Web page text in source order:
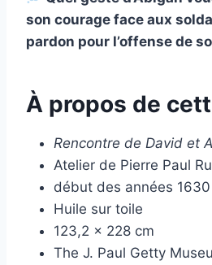
son courage face aux
pardon pour l’offense de
À propos de
Rencontre de David et
Atelier de Pierre Paul
début des années 1630
Huile sur toile
123,2 × 228 cm
The J. Paul Getty